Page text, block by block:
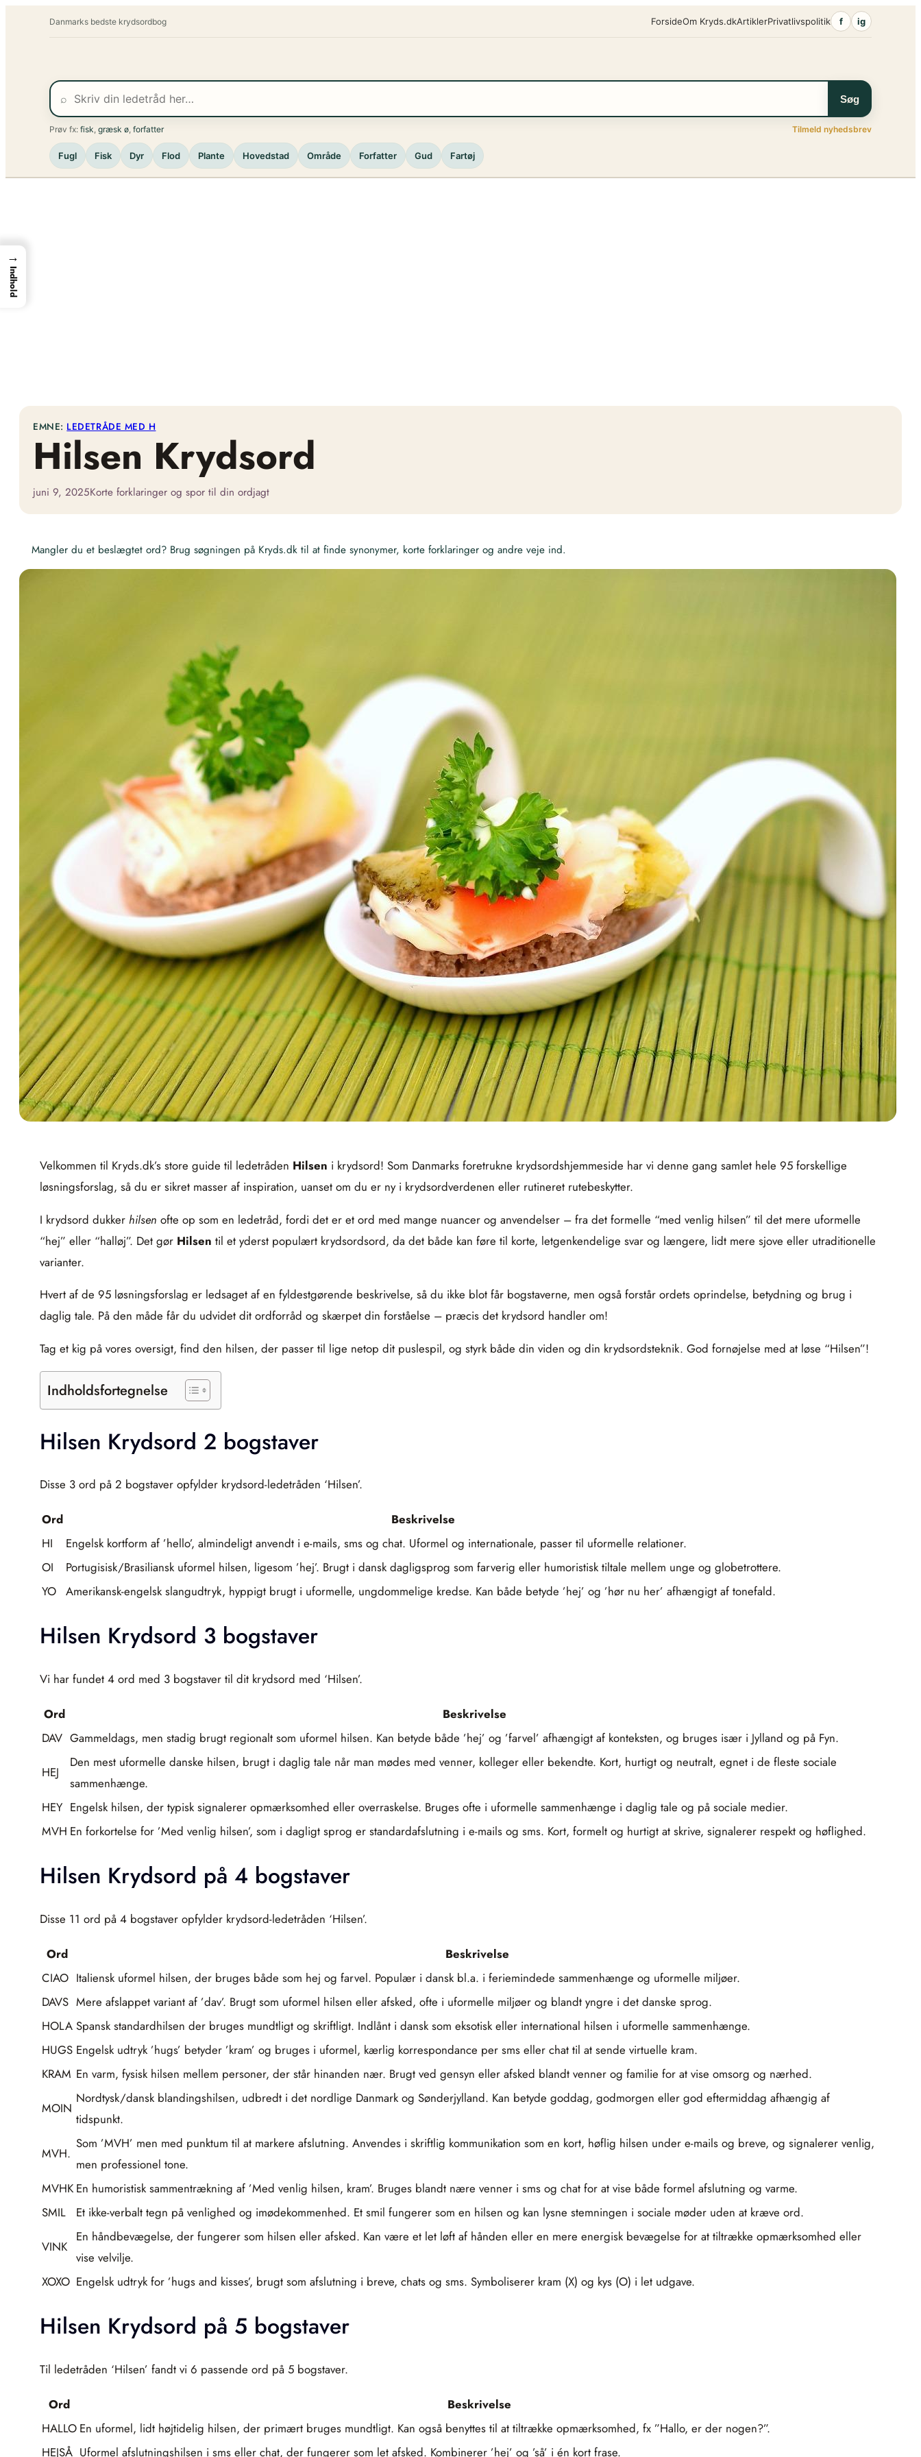
Danmarks bedste krydsordbog ForsideOm Kryds.dkArtiklerPrivatlivspolitik f ig
⌕ Søg
Prøv fx: fisk græsk ø forfatter Tilmeld nyhedsbrev
Fugl Fisk Dyr Flod Plante Hovedstad Område Forfatter Gud Fartøj
EMNE: LEDETRÅDE MED H
Hilsen Krydsord
juni 9, 2025Korte forklaringer og spor til din ordjagt
Mangler du et beslægtet ord? Brug søgningen på Kryds.dk til at finde synonymer, korte forklaringer og andre veje ind.
Velkommen til Kryds.dk’s store guide til ledetråden Hilsen i krydsord! Som Danmarks foretrukne krydsordshjemmeside har vi denne gang samlet hele 95 forskellige
løsningsforslag, så du er sikret masser af inspiration, uanset om du er ny i krydsordverdenen eller rutineret rutebeskytter.
I krydsord dukker hilsen ofte op som en ledetråd, fordi det er et ord med mange nuancer og anvendelser – fra det formelle “med venlig hilsen” til det mere uformelle
“hej” eller “halløj”. Det gør Hilsen til et yderst populært krydsordsord, da det både kan føre til korte, letgenkendelige svar og længere, lidt mere sjove eller utraditionelle
varianter.
Hvert af de 95 løsningsforslag er ledsaget af en fyldestgørende beskrivelse, så du ikke blot får bogstaverne, men også forstår ordets oprindelse, betydning og brug i
daglig tale. På den måde får du udvidet dit ordforråd og skærpet din forståelse – præcis det krydsord handler om!
Tag et kig på vores oversigt, find den hilsen, der passer til lige netop dit puslespil, og styrk både din viden og din krydsordsteknik. God fornøjelse med at løse “Hilsen”!
Indholdsfortegnelse
Hilsen Krydsord 2 bogstaver
Disse 3 ord på 2 bogstaver opfylder krydsord-ledetråden ‘Hilsen’.
Ord
Beskrivelse
HI
Engelsk kortform af ’hello’, almindeligt anvendt i e-mails, sms og chat. Uformel og internationale, passer til uformelle relationer.
OI
Portugisisk/Brasiliansk uformel hilsen, ligesom ’hej’. Brugt i dansk dagligsprog som farverig eller humoristisk tiltale mellem unge og globetrottere.
YO Amerikansk-engelsk slangudtryk, hyppigt brugt i uformelle, ungdommelige kredse. Kan både betyde ’hej’ og ’hør nu her’ afhængigt af tonefald.
Hilsen Krydsord 3 bogstaver
Vi har fundet 4 ord med 3 bogstaver til dit krydsord med ‘Hilsen’.
Ord
Beskrivelse
DAV Gammeldags, men stadig brugt regionalt som uformel hilsen. Kan betyde både ’hej’ og ’farvel’ afhængigt af konteksten, og bruges især i Jylland og på Fyn.
HEJ
Den mest uformelle danske hilsen, brugt i daglig tale når man mødes med venner, kolleger eller bekendte. Kort, hurtigt og neutralt, egnet i de fleste sociale
sammenhænge.
HEY Engelsk hilsen, der typisk signalerer opmærksomhed eller overraskelse. Bruges ofte i uformelle sammenhænge i daglig tale og på sociale medier.
MVH En forkortelse for ’Med venlig hilsen’, som i dagligt sprog er standardafslutning i e-mails og sms. Kort, formelt og hurtigt at skrive, signalerer respekt og høflighed.
Hilsen Krydsord på 4 bogstaver
Disse 11 ord på 4 bogstaver opfylder krydsord-ledetråden ‘Hilsen’.
Ord
Beskrivelse
CIAO Italiensk uformel hilsen, der bruges både som hej og farvel. Populær i dansk bl.a. i feriemindede sammenhænge og uformelle miljøer.
DAVS Mere afslappet variant af ’dav’. Brugt som uformel hilsen eller afsked, ofte i uformelle miljøer og blandt yngre i det danske sprog.
HOLA Spansk standardhilsen der bruges mundtligt og skriftligt. Indlånt i dansk som eksotisk eller international hilsen i uformelle sammenhænge.
HUGS Engelsk udtryk ’hugs’ betyder ’kram’ og bruges i uformel, kærlig korrespondance per sms eller chat til at sende virtuelle kram.
KRAM En varm, fysisk hilsen mellem personer, der står hinanden nær. Brugt ved gensyn eller afsked blandt venner og familie for at vise omsorg og nærhed.
MOIN
Nordtysk/dansk blandingshilsen, udbredt i det nordlige Danmark og Sønderjylland. Kan betyde goddag, godmorgen eller god eftermiddag afhængig af
tidspunkt.
MVH.
Som ’MVH’ men med punktum til at markere afslutning. Anvendes i skriftlig kommunikation som en kort, høflig hilsen under e-mails og breve, og signalerer venlig,
men professionel tone.
MVHK En humoristisk sammentrækning af ’Med venlig hilsen, kram’. Bruges blandt nære venner i sms og chat for at vise både formel afslutning og varme.
SMIL
Et ikke-verbalt tegn på venlighed og imødekommenhed. Et smil fungerer som en hilsen og kan lysne stemningen i sociale møder uden at kræve ord.
VINK
En håndbevægelse, der fungerer som hilsen eller afsked. Kan være et let løft af hånden eller en mere energisk bevægelse for at tiltrække opmærksomhed eller
vise velvilje.
XOXO Engelsk udtryk for ’hugs and kisses’, brugt som afslutning i breve, chats og sms. Symboliserer kram (X) og kys (O) i let udgave.
Hilsen Krydsord på 5 bogstaver
Til ledetråden ‘Hilsen’ fandt vi 6 passende ord på 5 bogstaver.
Ord
Beskrivelse
HALLO En uformel, lidt højtidelig hilsen, der primært bruges mundtligt. Kan også benyttes til at tiltrække opmærksomhed, fx ”Hallo, er der nogen?”.
HEJSÅ Uformel afslutningshilsen i sms eller chat, der fungerer som let afsked. Kombinerer ’hej’ og ’så’ i én kort frase.
→
Indhold